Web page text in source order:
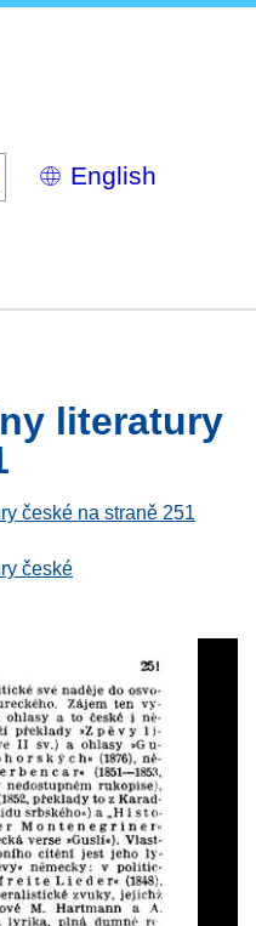
Select
your
literatury
české na straně 251
české